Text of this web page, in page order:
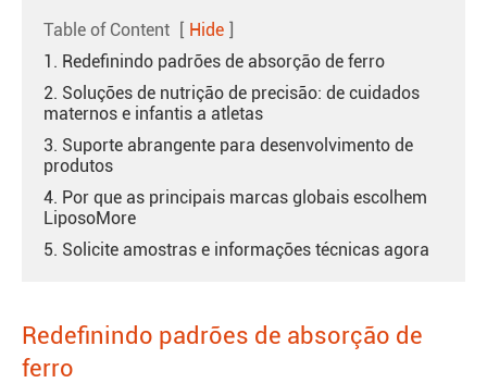
Table of Content [ Hide ]
1. Redefinindo padrões de absorção de ferro
2. Soluções de nutrição de precisão: de cuidados
maternos e infantis a atletas
3. Suporte abrangente para desenvolvimento de
produtos
4. Por que as principais marcas globais escolhem
LiposoMore
5. Solicite amostras e informações técnicas agora
Redefinindo padrões de absorção de
ferro